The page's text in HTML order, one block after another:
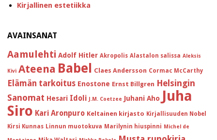
Kirjallinen estetiikka
AVAINSANAT
Aamulehti Adolf Hitler Akropolis Alastalon salissa Aleksis
Kivi Ateena Babel Claes Andersson Cormac McCarthy
Elämän tarkoitus Enostone Ernst Billgren Helsingin
Sanomat Hesari Idoli J.M. Coetzee Juhani Aho Juha
Siro Kari Aronpuro Keltainen kirjasto Kirjallisuuden Nobel
Kirsi Kunnas Linnun muotokuva Marilynin hiuspinni Michel de